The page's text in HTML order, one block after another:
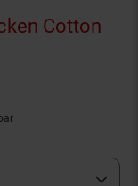
Cotton